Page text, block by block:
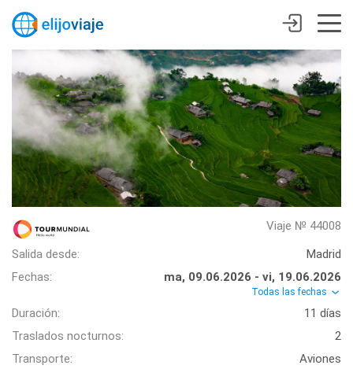
Viaje № 44008
Salida desde:
Madrid
Fechas:
ma, 09.06.2026 - vi, 19.06.2026
Todas las fechas
Duración:
11 días
Traslados nocturnos:
2
Transporte:
Aviones